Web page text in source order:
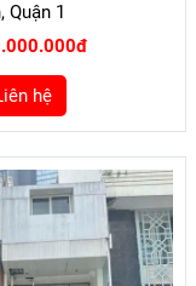
Quận 1
hệ